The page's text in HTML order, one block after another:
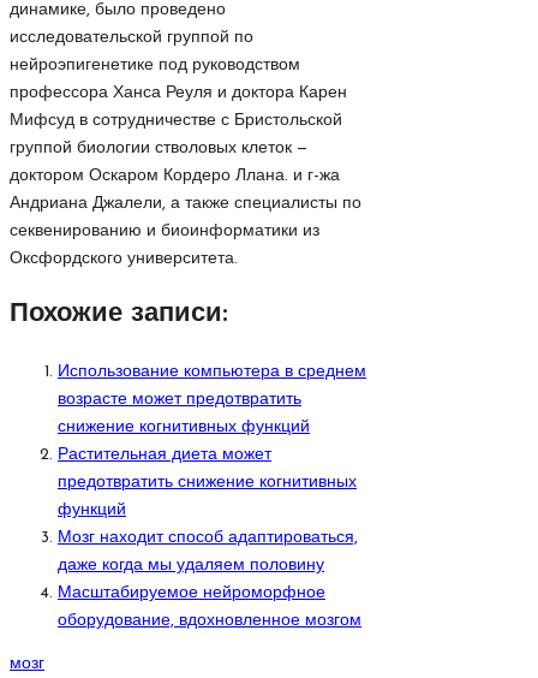
динамике, было проведено
исследовательской группой по
нейроэпигенетике под руководством
профессора Ханса Реуля и доктора Карен
Мифсуд в сотрудничестве с Бристольской
группой биологии стволовых клеток —
доктором Оскаром Кордеро Ллана. и г-жа
Андриана Джалели, а также специалисты по
секвенированию и биоинформатики из
Оксфордского университета.
Похожие записи:
Использование компьютера в среднем
возрасте может предотвратить
снижение когнитивных функций
Растительная диета может
предотвратить снижение когнитивных
функций
Мозг находит способ адаптироваться,
даже когда мы удаляем половину
Масштабируемое нейроморфное
оборудование, вдохновленное мозгом
Метки:
мозг